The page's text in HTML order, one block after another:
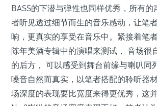
BASS的下潜与弹性也同样优秀，所有
者听见透过细节而生的音乐感动，让笔
响，更真实的享受在音乐中。紧接着笔
陈年美酒专辑中的演唱来测试， 音场很
的后方， 可以感受到舞台前缘与喇叭同
嗓音自然而真实，以笔者搭配的聆听器
场深度的表现要比宽度来得更优秀，这